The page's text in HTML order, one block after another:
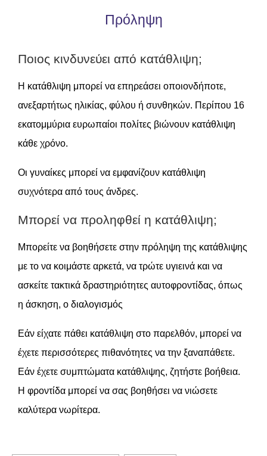
Πρόληψη
Ποιος κινδυνεύει από κατάθλιψη;
Η κατάθλιψη μπορεί να επηρεάσει οποιονδήποτε,
ανεξαρτήτως ηλικίας, φύλου ή συνθηκών. Περίπου 16
εκατομμύρια ευρωπαίοι πολίτες βιώνουν κατάθλιψη
κάθε χρόνο.
Οι γυναίκες μπορεί να εμφανίζουν κατάθλιψη
συχνότερα από τους άνδρες.
Μπορεί να προληφθεί η κατάθλιψη;
Μπορείτε να βοηθήσετε στην πρόληψη της κατάθλιψης
με το να κοιμάστε αρκετά, να τρώτε υγιεινά και να
ασκείτε τακτικά δραστηριότητες αυτοφροντίδας, όπως
η άσκηση, ο διαλογισμός
Εάν είχατε πάθει κατάθλιψη στο παρελθόν, μπορεί να
έχετε περισσότερες πιθανότητες να την ξαναπάθετε.
Εάν έχετε συμπτώματα κατάθλιψης, ζητήστε βοήθεια.
Η φροντίδα μπορεί να σας βοηθήσει να νιώσετε
καλύτερα νωρίτερα.